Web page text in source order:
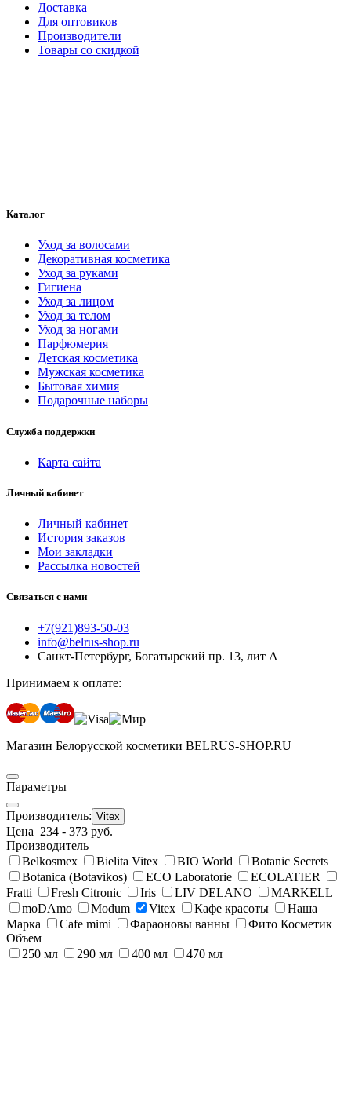
Доставка
Для оптовиков
Производители
Товары со скидкой
Каталог
Уход за волосами
Декоративная косметика
Уход за руками
Гигиена
Уход за лицом
Уход за телом
Уход за ногами
Парфюмерия
Детская косметика
Мужская косметика
Бытовая химия
Подарочные наборы
Служба поддержки
Карта сайта
Личный кабинет
Личный кабинет
История заказов
Мои закладки
Рассылка новостей
Связаться с нами
+7(921)893-50-03
info@belrus-shop.ru
Санкт-Петербург, Богатырский пр. 13, лит А
Принимаем к оплате:
Магазин Белорусской косметики BELRUS-SHOP.RU
Параметры
Производитель: Vitex
Цена 234 - 373 руб.
Производитель
Belkosmex
Bielita Vitex BIO World
Botanic Secrets
Botanica (Botavikos)
ECO Laboratorie
ECОLATIER
Fratti
Fresh Citronic Iris LIV DELANO
MARKELL
moDAmo
Modum Vitex Кафе красоты
Наша
Марка
Сafe mimi Фараоновы ванны
Фито Косметик
Объем
250 мл
290 мл 400 мл 470 мл